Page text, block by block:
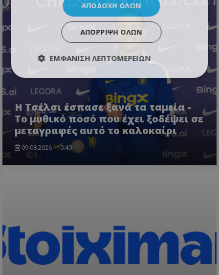
Η Τσέλσι έσπασε ξανά τα ταμεία -
Το μυθικό ποσό που έχει ξοδέψει σε
μεταγραφές αυτό το καλοκαίρι
09.08.2026 - 10:40
ΑΠΟΔΟΧΉ ΌΛΩΝ
ΑΠΌΡΡΙΨΗ ΌΛΩΝ
ΕΜΦΆΝΙΣΗ ΛΕΠΤΟΜΕΡΕΙΏΝ